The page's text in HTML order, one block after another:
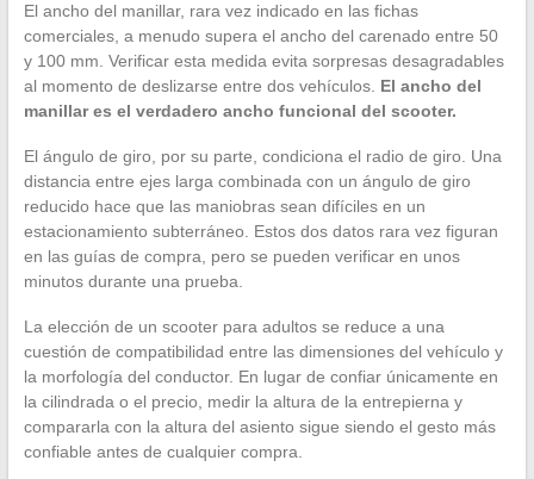
El ancho del manillar, rara vez indicado en las fichas
comerciales, a menudo supera el ancho del carenado entre 50
y 100 mm. Verificar esta medida evita sorpresas desagradables
al momento de deslizarse entre dos vehículos. El ancho del
manillar es el verdadero ancho funcional del scooter.
El ángulo de giro, por su parte, condiciona el radio de giro. Una
distancia entre ejes larga combinada con un ángulo de giro
reducido hace que las maniobras sean difíciles en un
estacionamiento subterráneo. Estos dos datos rara vez figuran
en las guías de compra, pero se pueden verificar en unos
minutos durante una prueba.
La elección de un scooter para adultos se reduce a una
cuestión de compatibilidad entre las dimensiones del vehículo y
la morfología del conductor. En lugar de confiar únicamente en
la cilindrada o el precio, medir la altura de la entrepierna y
compararla con la altura del asiento sigue siendo el gesto más
confiable antes de cualquier compra.